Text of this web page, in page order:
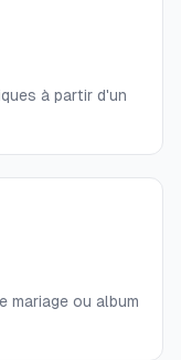
à partir d'un
mariage ou album